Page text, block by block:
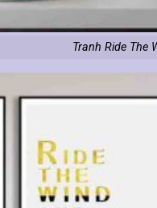
Tranh Ride The